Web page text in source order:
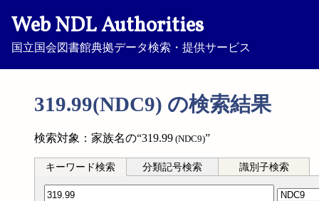
Web NDL Authorities
国立国会図書館典拠データ検索・提供サービス
319.99(NDC9) の検索結果
検索対象：家族名の“319.99 (NDC9)”
キーワード検索 分類記号検索 識別子検索
分類記号検索